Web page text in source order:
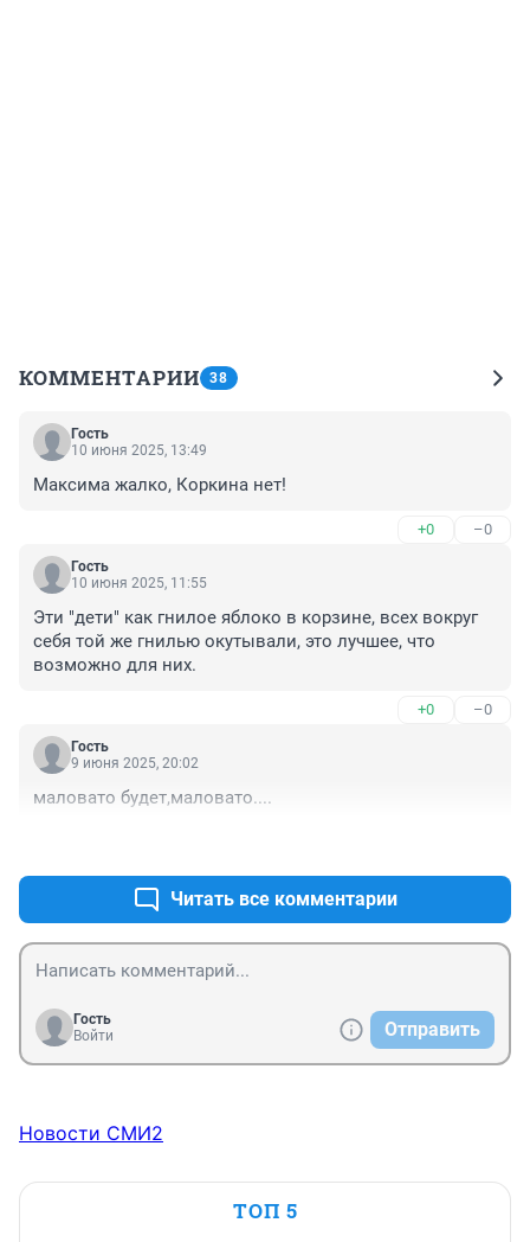
КОММЕНТАРИИ 38
Гость
10 июня 2025, 13:49
Максима жалко, Коркина нет!
+0 –0
Гость
10 июня 2025, 11:55
Эти "дети" как гнилое яблоко в корзине, всех вокруг
себя той же гнилью окутывали, это лучшее, что
возможно для них.
+0 –0
Гость
9 июня 2025, 20:02
маловато будет,маловато....
Читать все комментарии
Гость
Войти
Отправить
Новости СМИ2
ТОП 5